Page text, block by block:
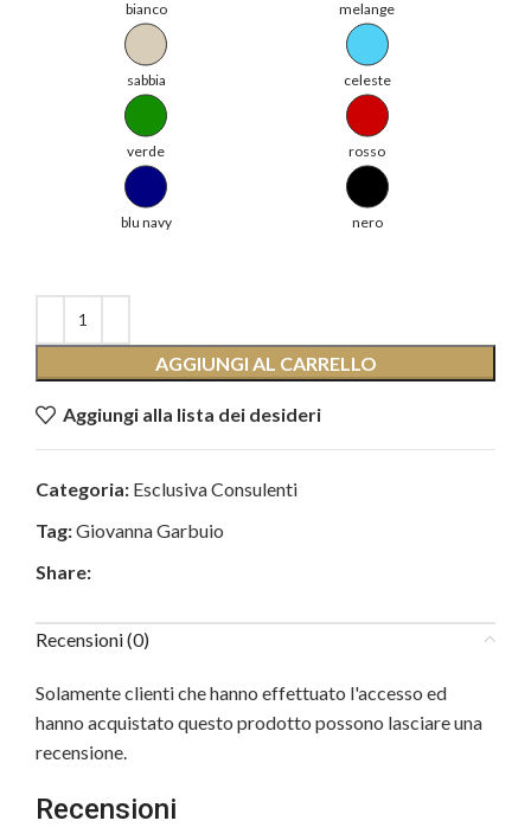
bianco melange
sabbia celeste
verde rosso
blu navy nero
AGGIUNGI AL CARRELLO
Aggiungi alla lista dei desideri
Categoria: Esclusiva Consulenti
Tag:Giovanna Garbuio
Share:
Recensioni (0)
Recensioni
Solamente clienti che hanno effettuato l'accesso ed
hanno acquistato questo prodotto possono lasciare una
recensione.